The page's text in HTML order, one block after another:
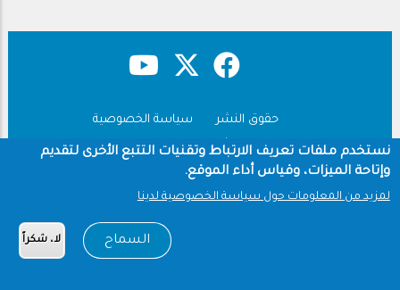
حقوق النشر
سياسة الخصوصية
شروط الاستخدام
Copyright © 1960-2026 جامعة الملك سعود
نستخدم ملفات تعريف الارتباط وتقنيات التتبع الأخرى لتقديم
وإتاحة الميزات، وقياس أداء الموقع.
لمزيد من المعلومات حول سياسة الخصوصية لدينا
السماح لا، شكراً